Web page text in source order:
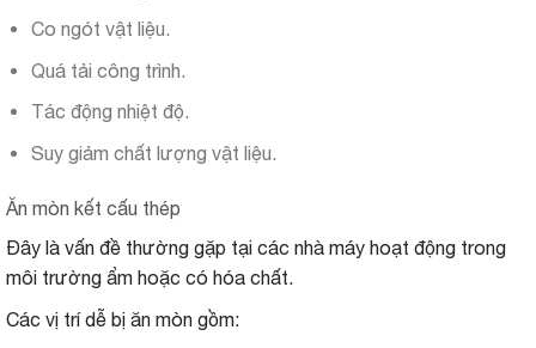
Co ngót vật liệu.
Quá tải công trình.
Tác động nhiệt độ.
Suy giảm chất lượng vật liệu.
Ăn mòn kết cấu thép
Đây là vấn đề thường gặp tại các nhà máy hoạt động trong
môi trường ẩm hoặc có hóa chất.
Các vị trí dễ bị ăn mòn gồm: